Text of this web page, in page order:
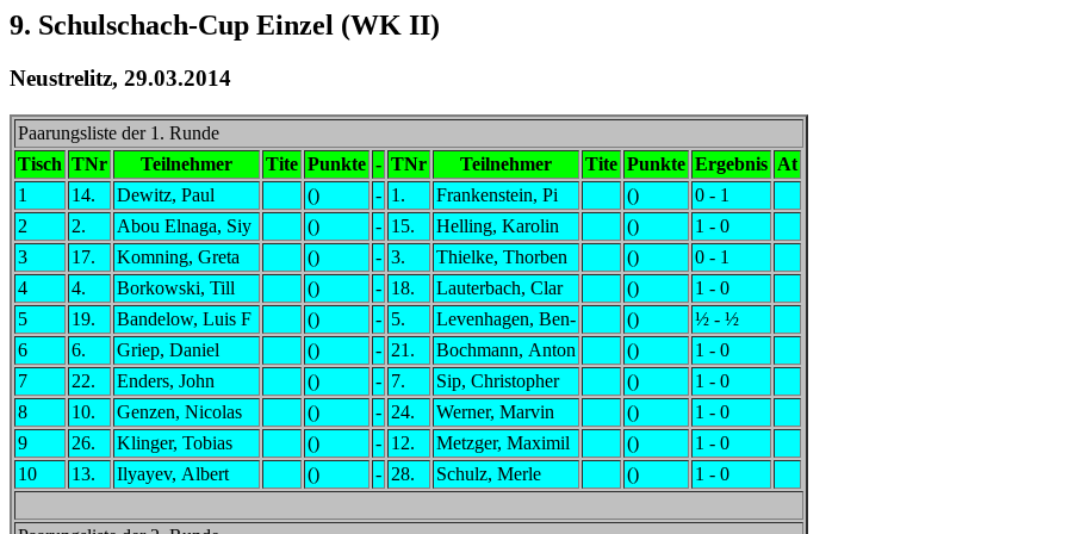
9. Schulschach-Cup Einzel (WK II)
Neustrelitz, 29.03.2014
Paarungsliste der 1. Runde
Tisch TNr Teilnehmer Tite Punkte - TNr Teilnehmer Tite Punkte Ergebnis At
1
14. Dewitz, Paul () - 1. Frankenstein, Pi ()
0 - 1
2
2. Abou Elnaga, Siy () - 15. Helling, Karolin ()
1 - 0
3
17. Komning, Greta () - 3. Thielke, Thorben ()
0 - 1
4
4. Borkowski, Till () - 18. Lauterbach, Clar ()
1 - 0
5
19. Bandelow, Luis F () - 5. Levenhagen, Ben- ()
½ - ½
6
6. Griep, Daniel () - 21. Bochmann, Anton ()
1 - 0
7
22. Enders, John () - 7. Sip, Christopher ()
1 - 0
8
10. Genzen, Nicolas () - 24. Werner, Marvin ()
1 - 0
9
26. Klinger, Tobias () - 12. Metzger, Maximil ()
1 - 0
10
13. Ilyayev, Albert () - 28. Schulz, Merle () 1 - 0